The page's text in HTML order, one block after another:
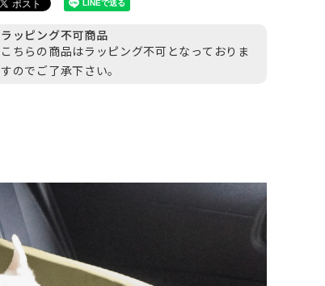
ラッピング不可商品
こちらの商品はラッピング不可となっておりま
すのでご了承下さい。